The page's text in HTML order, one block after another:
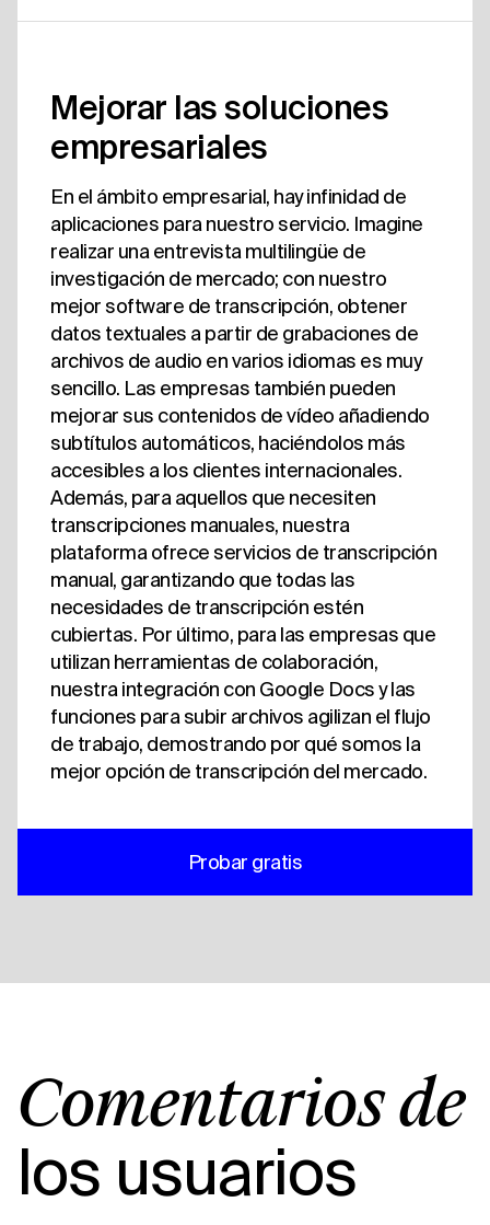
Mejorar las soluciones
empresariales
En el ámbito empresarial, hay infinidad de
aplicaciones para nuestro servicio. Imagine
realizar una entrevista multilingüe de
investigación de mercado; con nuestro
mejor software de transcripción, obtener
datos textuales a partir de grabaciones de
archivos de audio en varios idiomas es muy
sencillo. Las empresas también pueden
mejorar sus contenidos de vídeo añadiendo
subtítulos automáticos, haciéndolos más
accesibles a los clientes internacionales.
Además, para aquellos que necesiten
transcripciones manuales, nuestra
plataforma ofrece servicios de transcripción
manual, garantizando que todas las
necesidades de transcripción estén
cubiertas. Por último, para las empresas que
utilizan herramientas de colaboración,
nuestra integración con Google Docs y las
funciones para subir archivos agilizan el flujo
de trabajo, demostrando por qué somos la
mejor opción de transcripción del mercado.
Probar gratis
Comentarios de
los usuarios